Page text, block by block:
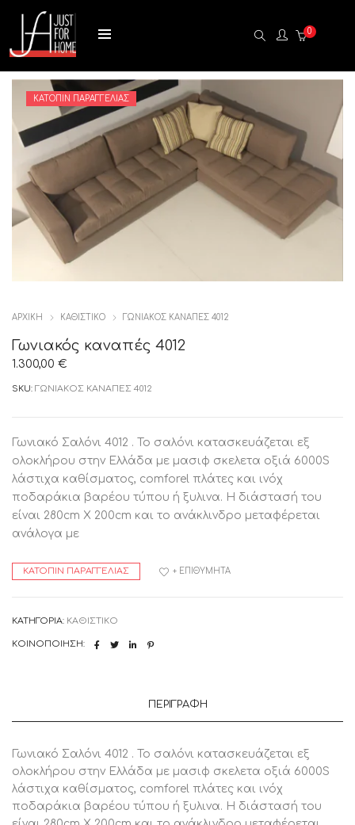
0
ΚΑΤΌΠΙΝ ΠΑΡΑΓΓΕΛΊΑΣ
ΑΡΧΙΚΉ ΚΑΘΙΣΤΙΚΟ ΓΩΝΙΑΚΌΣ ΚΑΝΑΠΈΣ 4012
Γωνιακός καναπές 4012
1.300,00 €
SKU: ΓΩΝΙΑΚΟΣ ΚΑΝΑΠΕΣ 4012
Γωνιακό Σαλόνι 4012 . Το σαλόνι κατασκευάζεται εξ
ολοκλήρου στην Ελλάδα με μασιφ σκελετα οξιά 6000S
λάστιχα καθίσματος, comforel πλάτες και ινόχ
ποδαράκια βαρέου τύπου ή ξυλινα. Η διάστασή του
είναι 280cm X 200cm και το ανάκλινδρο μεταφέρεται
ανάλογα με
ΚΑΤΌΠΙΝ ΠΑΡΑΓΓΕΛΊΑΣ + ΕΠΙΘΥΜΗΤΆ
ΚΑΤΗΓΟΡΊΑ: ΚΑΘΙΣΤΙΚΟ
ΚΟΙΝΟΠΟΊΗΣΗ:
ΠΕΡΙΓΡΑΦΉ
Γωνιακό Σαλόνι 4012 . Το σαλόνι κατασκευάζεται εξ
ολοκλήρου στην Ελλάδα με μασιφ σκελετα οξιά 6000S
λάστιχα καθίσματος, comforel πλάτες και ινόχ
ποδαράκια βαρέου τύπου ή ξυλινα. Η διάστασή του